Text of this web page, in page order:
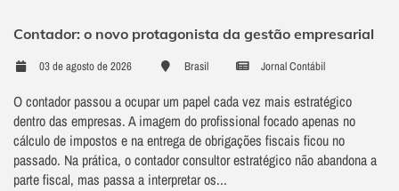
Contador: o novo protagonista da gestão empresarial
03 de agosto de 2026 Brasil Jornal Contábil
O contador passou a ocupar um papel cada vez mais estratégico
dentro das empresas. A imagem do profissional focado apenas no
cálculo de impostos e na entrega de obrigações fiscais ficou no
passado. Na prática, o contador consultor estratégico não abandona a
parte fiscal, mas passa a interpretar os...